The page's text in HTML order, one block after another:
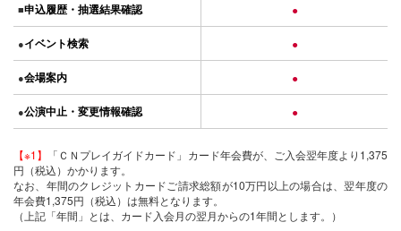
■申込履歴・抽選結果確認 ●
●イベント検索 ●
●会場案内 ●
●公演中止・変更情報確認 ●
【※1】
「ＣＮプレイガイドカード」カード年会費が、ご入会翌年度より1,375
円（税込）かかります。
なお、年間のクレジットカードご請求総額が10万円以上の場合は、翌年度の
年会費1,375円（税込）は無料となります。
（上記「年間」とは、カード入会月の翌月からの1年間とします。）